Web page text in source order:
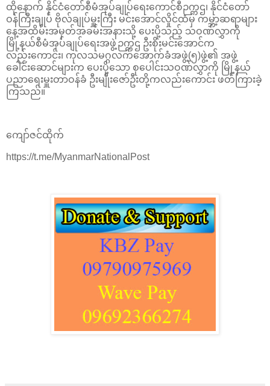
ထိုနောက် နိုင်ငံတော်စီမံအုပ်ချုပ်ရေးကောင်စီဉက္ကဌ၊ နိုင်ငံတော်
ဝန်ကြီးချုပ် ဗိုလ်ချုပ်မှူးကြီး မင်းအောင်လှိုင်ထံမှ ကမ္ဘာ့ဆရာများ
နေ့အထိမ်းအမှတ်အခမ်းအနားသို့ ပေးပို့သည့် သဝဏ်လွှာကို
မြို့နယ်စီမံအုပ်ချုပ်ရေးအဖွဲ့ဉက္ကဌ ဦးစိုးမင်းအောင်က
လည်းကောင်း၊ ကုလသမဂ္ဂလက်အောက်ခံအဖွဲ့(၅)ဖွဲ့၏ အဖွဲ့
ခေါင်းဆောင်များက ပေးပို့သော စုပေါင်းသဝဏ်လွှာကို မြို့နယ်
ပညာရေးမှူးတာဝန်ခံ ဦးမျိုးဇော်ဦးတို့ကလည်းကောင်း ဖတ်ကြားခဲ့
ကြသည်။
ကျော်ဇင်ထိုက်
https://t.me/MyanmarNationalPost